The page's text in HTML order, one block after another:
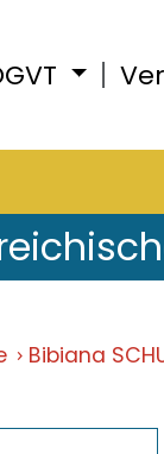
Bibiana